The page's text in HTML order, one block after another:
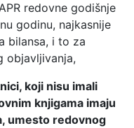
redovne godišnje
godinu, najkasnije
bilansa, i to za
objavljivanja,
koji nisu imali
knjigama imaju
umesto redovnog